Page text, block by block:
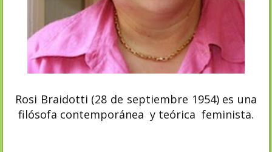
Rosi Braidotti (28 de septiembre 1954) es una
filósofa contemporánea y teórica feminista.